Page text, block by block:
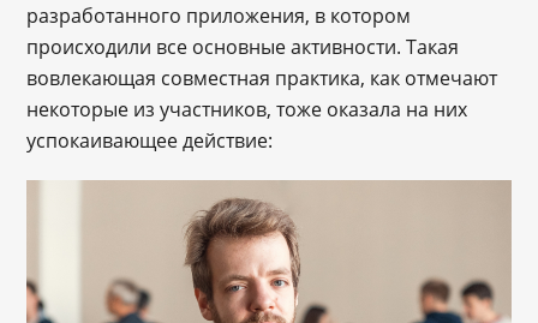
разработанного приложения, в котором
происходили все основные активности. Такая
вовлекающая совместная практика, как отмечают
некоторые из участников, тоже оказала на них
успокаивающее действие: